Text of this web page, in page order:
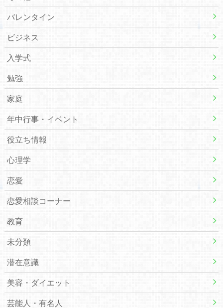
バレンタイン
ビジネス
入学式
勉強
家庭
年中行事・イベント
役立ち情報
心理学
恋愛
恋愛相談コーナー
教育
未分類
潜在意識
美容・ダイエット
芸能人・有名人